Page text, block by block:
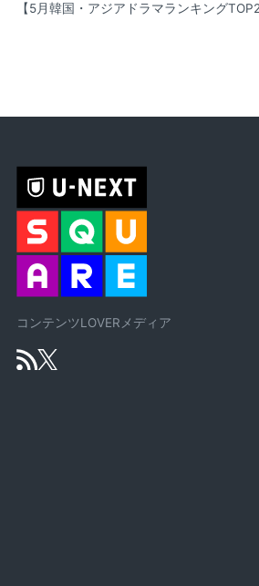
【5月韓国・アジアドラマランキング
コンテンツLOVERメディア